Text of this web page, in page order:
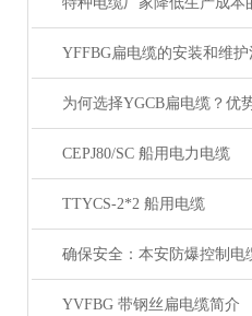
CEPJ80/SC 船用电力电缆
TTYCS-2*2 船用电缆
YVFBG 带钢丝扁电缆简介